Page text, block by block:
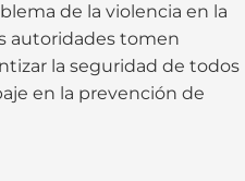
de la violencia en la
autoridades tomen
la seguridad de todos
en la prevención de